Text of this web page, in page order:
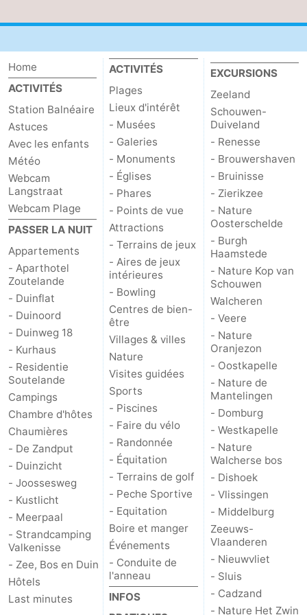
Terrains
de
golf
-
Peche
Sportive
-
Equitation
Boire
et
manger
Événements
Conduite
de
l'anneau
Pratiques
Forum
-
Stationnement
Adresses
Médicales
Région
Zeeland
Schouwen-
Duiveland
Renesse
Brouwershaven
-
Bruinisse
-
Zierikzee
-
Nature
-
Home
ACTIVITÉS
Station Balnéaire
Astuces
Avec les enfants
Météo
Webcam
Langstraat
Webcam Plage
PASSER LA NUIT
Appartements
- Aparthotel
Zoutelande
- Duinflat
- Duinoord
- Duinweg 18
- Kurhaus
- Residentie
Soutelande
Campings
Chambre d'hôtes
Chaumières
- De Zandput
- Duinzicht
- Joossesweg
- Kustlicht
- Meerpaal
- Strandcamping
Valkenisse
- Zee, Bos en Duin
Hôtels
Last minutes
ACTIVITÉS
Plages
Lieux d'intérêt
- Musées
- Galeries
- Monuments
- Églises
- Phares
- Points de vue
Attractions
- Terrains de jeux
- Aires de jeux
intérieures
- Bowling
Centres de bien-
être
Villages & villes
Nature
Visites guidées
Sports
- Piscines
- Faire du vélo
- Randonnée
- Équitation
- Terrains de golf
- Peche Sportive
- Equitation
Boire et manger
Événements
- Conduite de
l'anneau
INFOS
EXCURSIONS
Zeeland
Schouwen-
Duiveland
- Renesse
- Brouwershaven
- Bruinisse
- Zierikzee
- Nature
Oosterschelde
- Burgh
Haamstede
- Nature Kop van
Schouwen
Walcheren
- Veere
- Nature
Oranjezon
- Oostkapelle
- Nature de
Mantelingen
- Domburg
- Westkapelle
- Nature
Walcherse bos
- Dishoek
- Vlissingen
- Middelburg
Zeeuws-
Vlaanderen
- Nieuwvliet
- Sluis
- Cadzand
- Nature Het Zwin